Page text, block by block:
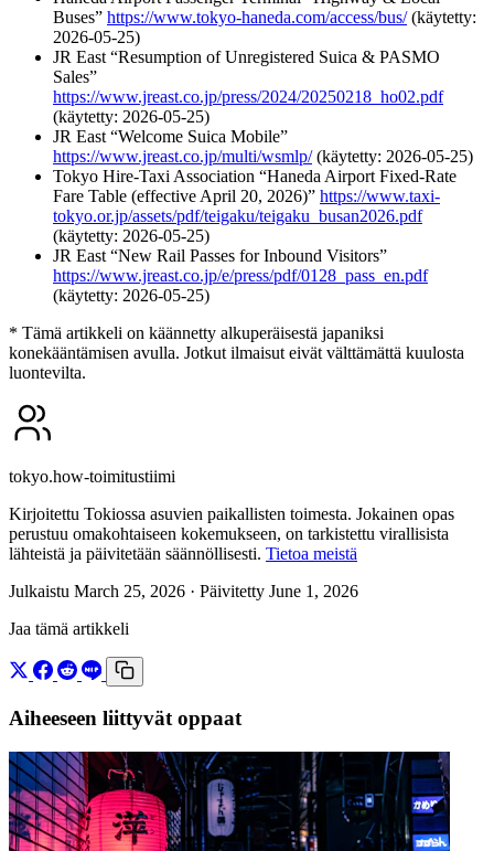
Buses” https://www.tokyo-haneda.com/access/bus/(käytetty:
2026-05-25)
JR East “Resumption of Unregistered Suica & PASMO
Sales”
https://www.jreast.co.jp/press/2024/20250218_ho02.pdf
(käytetty: 2026-05-25)
JR East “Welcome Suica Mobile”
https://www.jreast.co.jp/multi/wsmlp/(käytetty: 2026-05-25)
Tokyo Hire-Taxi Association “Haneda Airport Fixed-Rate
Fare Table (effective April 20, 2026)” https://www.taxi-
tokyo.or.jp/assets/pdf/teigaku/teigaku_busan2026.pdf
(käytetty: 2026-05-25)
JR East “New Rail Passes for Inbound Visitors”
https://www.jreast.co.jp/e/press/pdf/0128_pass_en.pdf
(käytetty: 2026-05-25)
* Tämä artikkeli on käännetty alkuperäisestä japaniksi
konekääntämisen avulla. Jotkut ilmaisut eivät välttämättä kuulosta
luontevilta.
tokyo.how-toimitustiimi
Kirjoitettu Tokiossa asuvien paikallisten toimesta. Jokainen opas
perustuu omakohtaiseen kokemukseen, on tarkistettu virallisista
lähteistä ja päivitetään säännöllisesti. Tietoa meistä
Julkaistu March 25, 2026 · Päivitetty June 1, 2026
Jaa tämä artikkeli
Aiheeseen liittyvät oppaat